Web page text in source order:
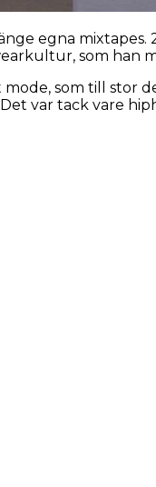
egna
som han
som till
var tack vare